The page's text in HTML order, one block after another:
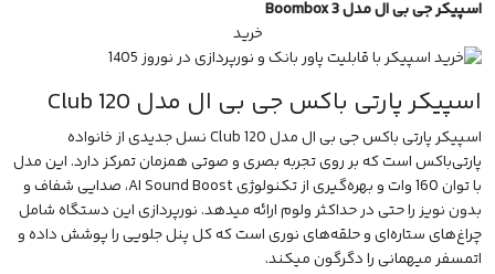
اسپیکر جی بی ال مدل Boombox 3
خرید
اسپیکر پارتی باکس جی بی ال مدل Club 120
اسپیکر پارتی باکس جی بی ال مدل Club 120
نسل جدیدی از خانواده
پارتی‌باکس است که بر روی تجربه بصری و صوتی همزمان تمرکز دارد. این مدل
با توان 160 وات و بهره‌گیری از تکنولوژی AI Sound Boost، صدایی شفاف و
بدون نویز را حتی در حداکثر ولوم ارائه میدهد. نورپردازی این دستگاه شامل
چراغ‌های ستاره‌ای و حلقه‌های نوری است که کل پنل جلویی را پوشش داده و
اتمسفر میهمانی را دگرگون میکند.